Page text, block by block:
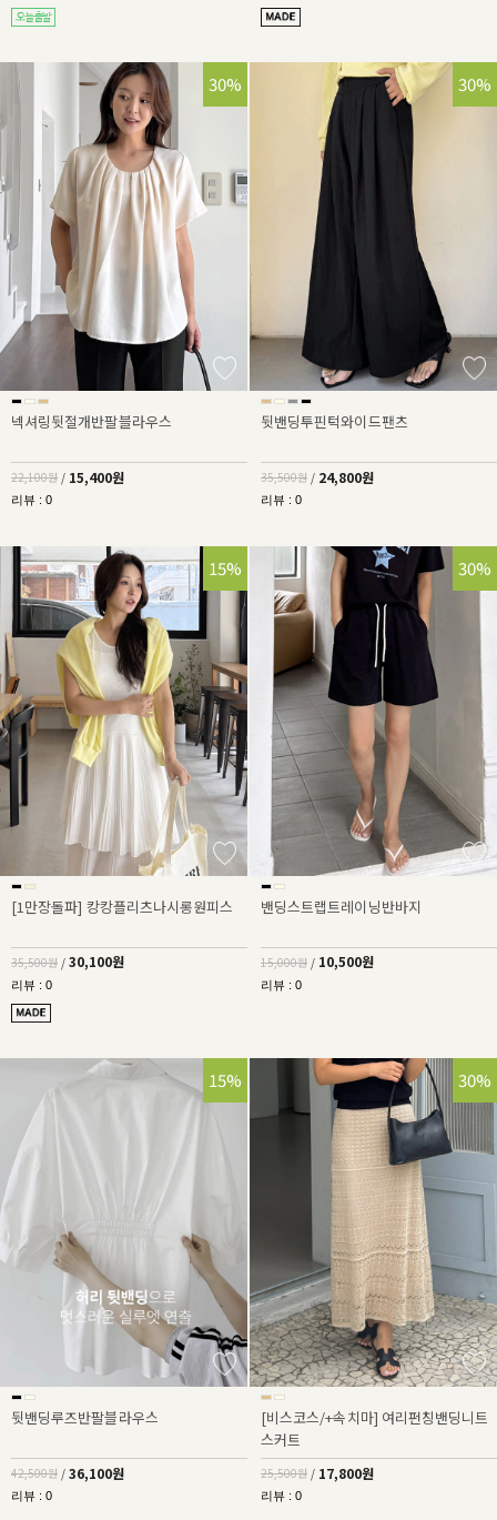
30%
넥셔링뒷절개반팔블라우스
22,100원 / 15,400원
리뷰 : 0
30%
뒷밴딩투핀턱와이드팬츠
35,500원 / 24,800원
리뷰 : 0
15%
[1만장돌파] 캉캉플리츠나시롱원피스
35,500원 / 30,100원
리뷰 : 0
30%
밴딩스트랩트레이닝반바지
15,000원 / 10,500원
리뷰 : 0
15%
뒷밴딩루즈반팔블라우스
42,500원 / 36,100원
리뷰 : 0
30%
[비스코스/+속치마] 여리펀칭밴딩니트
스커트
25,500원 / 17,800원
리뷰 : 0